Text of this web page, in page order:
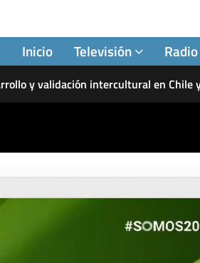
Inicio Televisión Radio
y validación intercultural en Chile